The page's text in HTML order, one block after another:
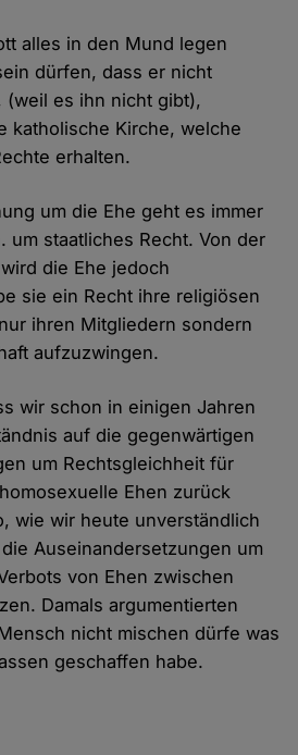
alles in den Mund legen
dürfen, dass er nicht
es ihn nicht gibt),
katholische Kirche, welche
erhalten.
um die Ehe geht es immer
um staatliches Recht. Von der
die Ehe jedoch
sie ein Recht ihre religiösen
ihren Mitgliedern sondern
aufzuzwingen.
wir schon in einigen Jahren
auf die gegenwärtigen
um Rechtsgleichheit für
Ehen zurück
wie wir heute unverständlich
Auseinandersetzungen um
von Ehen zwischen
Damals argumentierten
nicht mischen dürfe was
geschaffen habe.